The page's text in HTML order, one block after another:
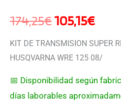
174,25€105,15€
KIT DE TRANSMISION SUPER
HUSQVARNA WRE 125 08/
📅 Disponibilidad según
días laborables